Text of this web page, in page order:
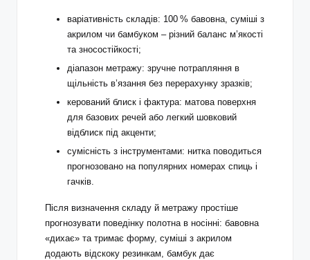
варіативність складів: 100 % бавовна, суміші з
акрилом чи бамбуком – різний баланс м’якості
та зносостійкості;
діапазон метражу: зручне потрапляння в
щільність в’язання без перерахунку зразків;
керований блиск і фактура: матова поверхня
для базових речей або легкий шовковий
відблиск під акценти;
сумісність з інструментами: нитка поводиться
прогнозовано на популярних номерах спиць і
гачків.
Після визначення складу й метражу простіше
прогнозувати поведінку полотна в носінні: бавовна
«дихає» та тримає форму, суміші з акрилом
додають відскоку резинкам, бамбук дає